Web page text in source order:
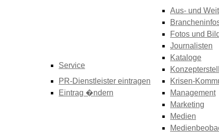
Service
PR-Dienstleister eintragen
Eintrag �ndern
Aus- und
Fotos und
Journalisten
Kataloge
Krisen-
Management
Marketing
Medien